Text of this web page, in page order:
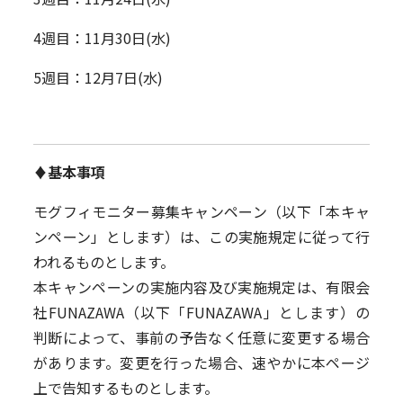
4週目：11月30日(水)
5週目：12月7日(水)
♦基本事項
モグフィモニター募集キャンペーン（以下「本キャ
ンペーン」とします）は、この実施規定に従って行
われるものとします。
本キャンペーンの実施内容及び実施規定は、有限会
社FUNAZAWA（以下「FUNAZAWA」とします）の
判断によって、事前の予告なく任意に変更する場合
があります。変更を行った場合、速やかに本ページ
上で告知するものとします。